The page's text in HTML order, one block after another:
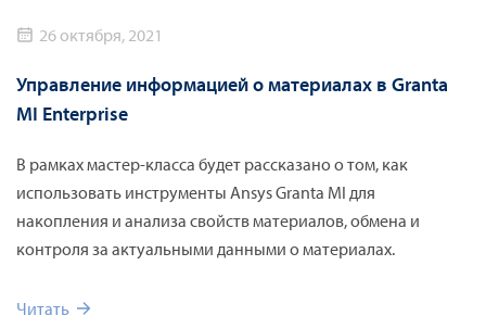
26 октября, 2021
Управление информацией о материалах в Granta
MI Enterprise
В рамках мастер-класса будет рассказано о том, как
использовать инструменты Ansys Granta MI для
накопления и анализа свойств материалов, обмена и
контроля за актуальными данными о материалах.
Читать